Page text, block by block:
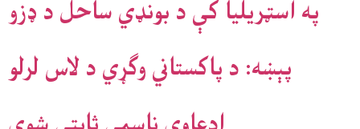
په اسټریلیا کې د بونډي ساحل د ډزو
پېښه: د پاکستاني وګړي د لاس لرلو